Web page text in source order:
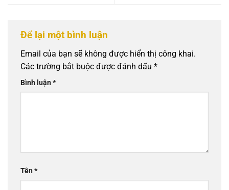
Để lại một bình luận
Email của bạn sẽ không được hiển thị công khai.
Các trường bắt buộc được đánh dấu *
Bình luận*
Tên*